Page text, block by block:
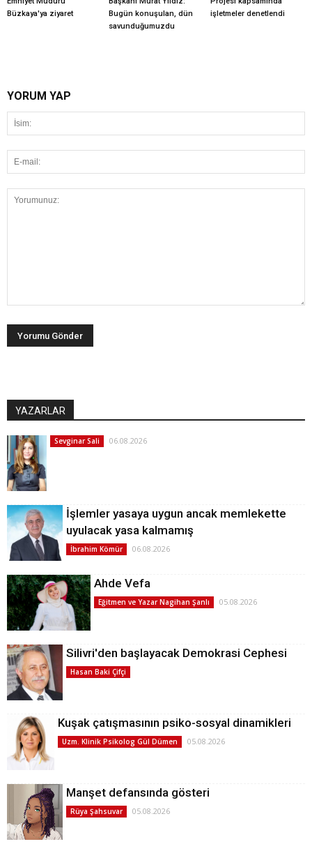
Büzkaya'ya ziyaret
Bugün konuşulan, dün
savunduğumuzdu
işletmeler denetlendi
YORUM YAP
YAZARLAR
Sevginar Sali 06.08.2026
İşlemler yasaya uygun ancak memlekette
uyulacak yasa kalmamış
İbrahim Kömür 06.08.2026
Ahde Vefa
Eğitmen ve Yazar Nagihan Şanlı 05.08.2026
Silivri'den başlayacak Demokrasi Cephesi
Hasan Baki Çifçi
Kuşak çatışmasının psiko-sosyal dinamikleri
Uzm. Klinik Psikolog Gül Dümen 05.08.2026
Manşet defansında gösteri
Rüya Şahsuvar 05.08.2026